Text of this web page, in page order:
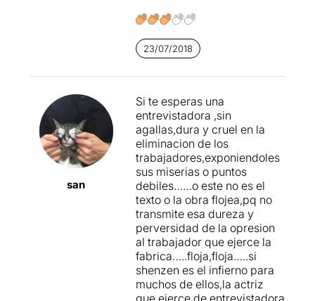
l'examinadora
directament i ens mira als
ulls fent, que tot i ser
espectadors, ens sentim
acabem esperant un
veredicte. Formulem
mentalment la resposta, i
imaginem els gestos de
l'operari interpel·lat en cada
moment. Fins i tot, gairebe
tots hem arribat a buscar
sota la cadira el paper o el
llapis de què parla l'actriu.
Una interpretació que
segurament està
perfectament mesurada per
la direcció, volgudament
continguda i freda, que
23/07/2018
san
Si te esperas una
entrevistadora ,sin
agallas,dura y cruel en la
eliminacion de los
trabajadores,exponiendoles
sus miserias o puntos
debiles……o este no es el
texto o la obra flojea,pq no
transmite esa dureza y
perversidad de la opresion
al trabajador que ejerce la
fabrica…..floja,floja…..si
shenzen es el infierno para
muchos de ellos,la actriz
que ejerce de entrevistadora